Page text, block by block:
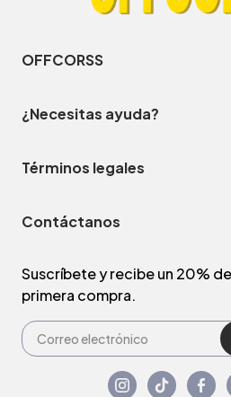
OFFCORSS
¿Necesitas ayuda?
Términos legales
Contáctanos
Suscríbete y recibe un 20%
primera compra.